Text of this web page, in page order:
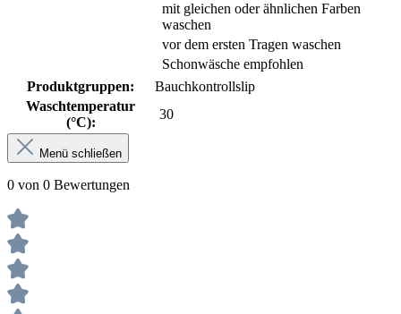
mit gleichen oder ähnlichen Farben
waschen
vor dem ersten Tragen waschen
Schonwäsche empfohlen
Produktgruppen:
Bauchkontrollslip
Waschtemperatur
(°C):
30
Menü schließen
0 von 0 Bewertungen